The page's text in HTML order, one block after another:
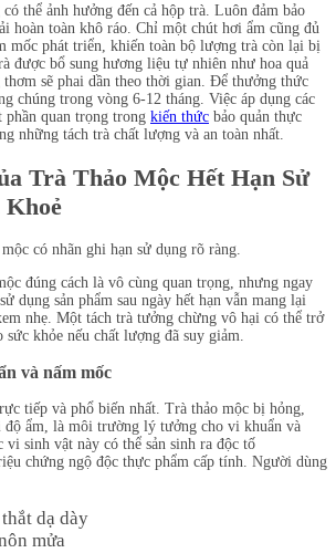
thể ảnh hưởng đến cả hộp trà. Luôn đảm bảo
hoàn toàn khô ráo. Chỉ một chút hơi ẩm cũng đủ
mốc phát triển, khiến toàn bộ lượng trà còn lại bị
được bổ sung hương liệu tự nhiên như hoa quả
sẽ phai dần theo thời gian. Để thưởng thức
chúng trong vòng 6-12 tháng. Việc áp dụng các
phần quan trọng trong kiến thức bảo quản thực
những tách trà chất lượng và an toàn nhất.
Trà Thảo Mộc Hết Hạn Sử
Khoẻ
đúng cách là vô cùng quan trọng, nhưng ngay
dụng sản phẩm sau ngày hết hạn vẫn mang lại
nhẹ. Một tách trà tưởng chừng vô hại có thể trở
sức khỏe nếu chất lượng đã suy giảm.
và nấm mốc
tiếp và phổ biến nhất. Trà thảo mộc bị hỏng,
ẩm, là môi trường lý tưởng cho vi khuẩn và
vi sinh vật này có thể sản sinh ra độc tố
chứng ngộ độc thực phẩm cấp tính. Người dùng
dạ dày
mửa